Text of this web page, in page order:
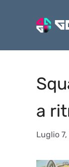
a
Luglio 7,